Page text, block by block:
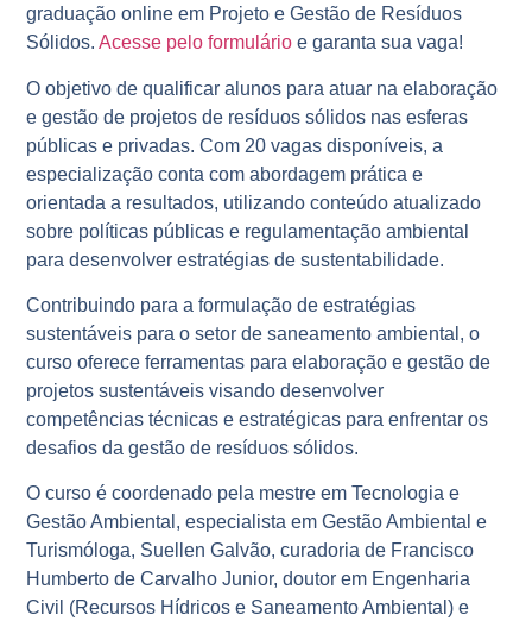
graduação online em Projeto e Gestão de Resíduos
Sólidos.Acesse pelo formulário e garanta sua vaga!
O objetivo de qualificar alunos para atuar na elaboração
e gestão de projetos de resíduos sólidos nas esferas
públicas e privadas. Com 20 vagas disponíveis, a
especialização conta com abordagem prática e
orientada a resultados, utilizando conteúdo atualizado
sobre políticas públicas e regulamentação ambiental
para desenvolver estratégias de sustentabilidade.
Contribuindo para a formulação de estratégias
sustentáveis para o setor de saneamento ambiental, o
curso oferece ferramentas para elaboração e gestão de
projetos sustentáveis visando desenvolver
competências técnicas e estratégicas para enfrentar os
desafios da gestão de resíduos sólidos.
O curso é coordenado pela mestre em Tecnologia e
Gestão Ambiental, especialista em Gestão Ambiental e
Turismóloga, Suellen Galvão, curadoria de Francisco
Humberto de Carvalho Junior, doutor em Engenharia
Civil (Recursos Hídricos e Saneamento Ambiental) e